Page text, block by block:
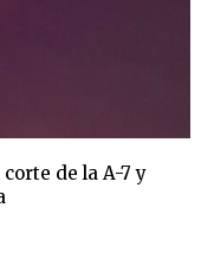
de la A-7 y